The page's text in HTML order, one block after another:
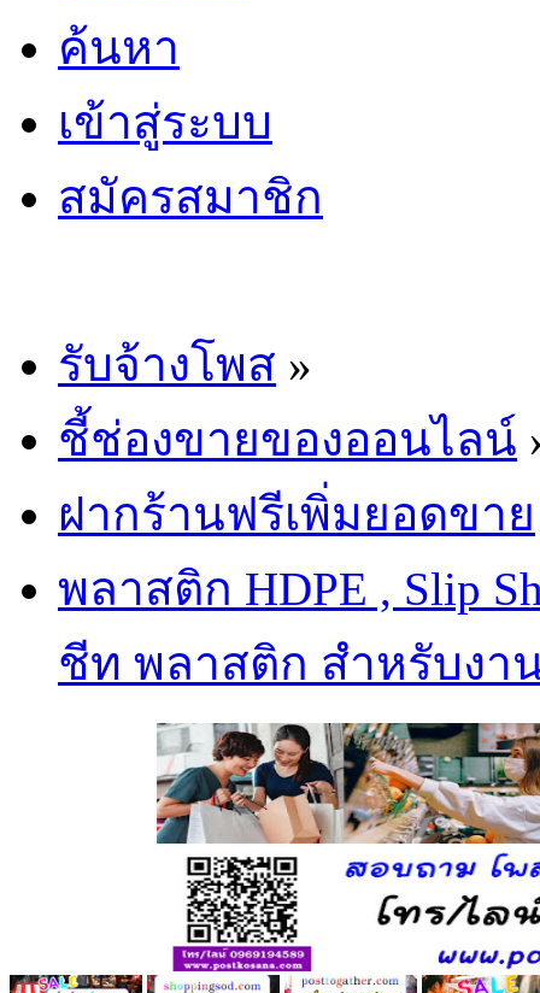
ค้นหา
เข้าสู่ระบบ
สมัครสมาชิก
รับจ้างโพส »
ชี้ช่องขายของออนไลน์
ฝากร้านฟรีเพิ่มยอดขาย
พลาสติก HDPE , Slip
ชีท พลาสติก สำหรับงา